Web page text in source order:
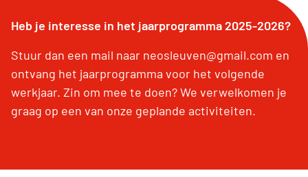
Heb je interesse in het jaarprogramma 2025-2026?
Stuur dan een mail naar neosleuven@gmail.com en
ontvang het jaarprogramma voor het volgende
werkjaar. Zin om mee te doen? We verwelkomen je
graag op een van onze geplande activiteiten.